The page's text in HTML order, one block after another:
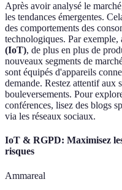
Après avoir analysé le
les tendances émergentes.
des comportements des
technologiques. Par exemple,
(IoT), de plus en plus de
nouveaux segments de
sont équipés d'appareils
demande. Restez attentif aux
bouleversements. Pour
conférences, lisez des blogs
via les réseaux sociaux.
IoT & RGPD: Maximisez
risques
Ammareal